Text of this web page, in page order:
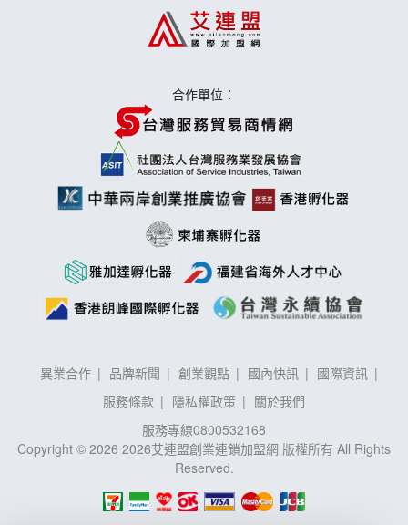
莫尼早餐Morni加盟說明會
合作單位：
異業合作 品牌新聞 創業觀點 國內快訊
國際資訊
服務條款
隱私權政策
關於我們
服務專線0800532168
Copyright © 2026 2026艾連盟創業連鎖加盟網 版權所有 All Rights
Reserved.